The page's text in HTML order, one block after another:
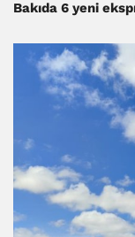
Bakıda 6 yeni